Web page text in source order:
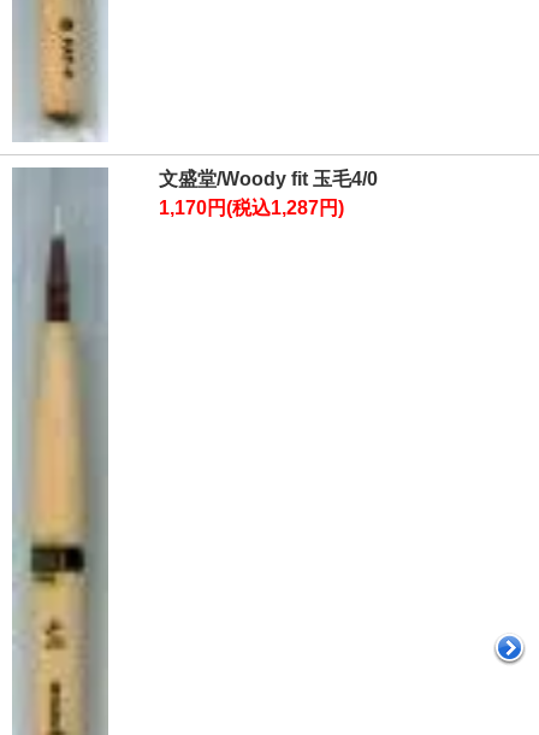
文盛堂/Woody fit 玉毛4/0
1,170円(税込1,287円)